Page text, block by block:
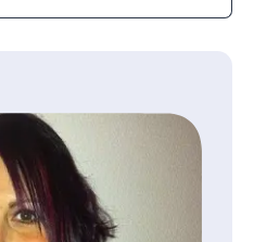
de 5,25 heures
la ligne du temps pour
et comment utiliser